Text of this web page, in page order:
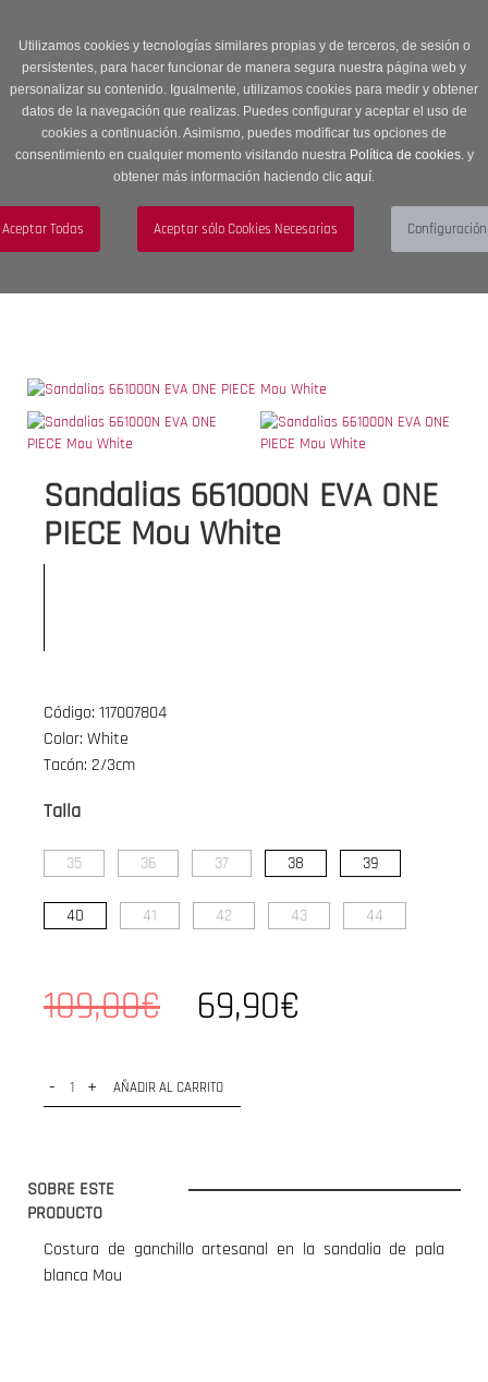
Utilizamos cookies y tecnologías similares propias y de terceros, de sesión o
persistentes, para hacer funcionar de manera segura nuestra página web y
personalizar su contenido. Igualmente, utilizamos cookies para medir y obtener
datos de la navegación que realizas. Puedes configurar y aceptar el uso de
cookies a continuación. Asimismo, puedes modificar tus opciones de
consentimiento en cualquier momento visitando nuestra Política de cookies.y
obtener más información haciendo clic aquí.
descuento en Sección OUTLET con código OUTLET20
navigation
Menú
Sandalias 661000N EVA ONE
PIECE Mou White
Código: 117007804
Color: White
Tacón: 2/3cm
Talla
35 36 37 38 39
40 41 42 43 44
109,00€ 69,90€
- + AÑADIR AL CARRITO
SOBRE ESTE
PRODUCTO
Costura de ganchillo artesanal en la sandalia de pala
blanca Mou